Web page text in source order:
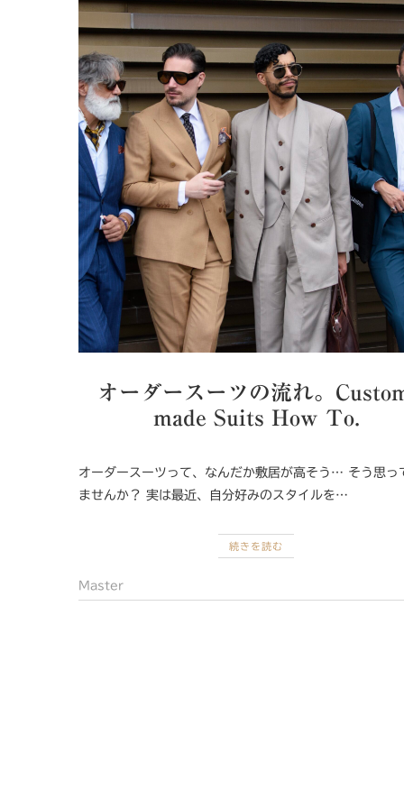
オーダースーツの流れ。
made Suits How To.
オーダースーツって、なんだか敷居が高そう… そう思っ
ませんか？ 実は最近、自分好みのスタイルを…
続きを読む
Master